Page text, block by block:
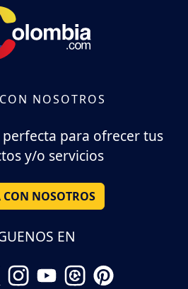
NOSOTROS
para ofrecer tus
y/o servicios
CON NOSOTROS
EN